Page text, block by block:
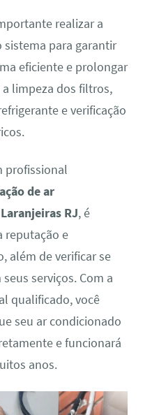
realizar a
para garantir
eficiente e prolongar
limpeza dos filtros,
e verificação
profissional
de ar
RJ, é
reputação e
além de verificar se
serviços. Com a
qualificado, você
seu ar condicionado
e funcionará
anos.